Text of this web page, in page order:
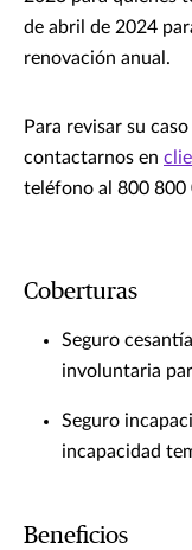
de abril de 2024
renovación anual.
Para revisar su
contactarnos en
teléfono al 800 800
Coberturas
Seguro
involuntaria
Seguro
incapacidad
Beneficios